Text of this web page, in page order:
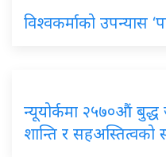
विश्वकर्माको उपन्यास
न्यूयोर्कमा २५७०औं
शान्ति र सहअस्तित्वको